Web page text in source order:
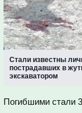
Стали известны
пострадавших в
экскаватором
Погибшими стали